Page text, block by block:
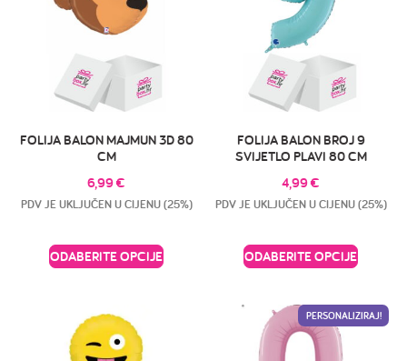
FOLIJA BALON MAJMUN 3D 80
CM
6,99€
PDV JE UKLJUČEN U CIJENU (25%)
ODABERITE OPCIJE
FOLIJA BALON BROJ 9
SVIJETLO PLAVI 80 CM
4,99€
PDV JE UKLJUČEN U CIJENU (25%)
ODABERITE OPCIJE
PERSONALIZIRAJ!